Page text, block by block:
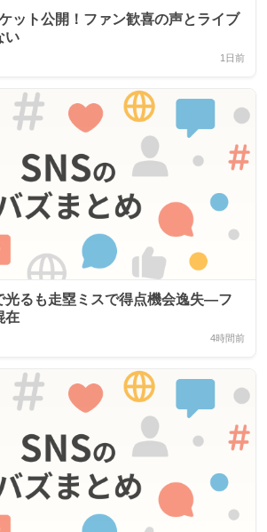
ット公開！ファン歓喜の声とライブ
い
1日前
光るも走塁ミスで得点機会逸失—フ
在
4時間前